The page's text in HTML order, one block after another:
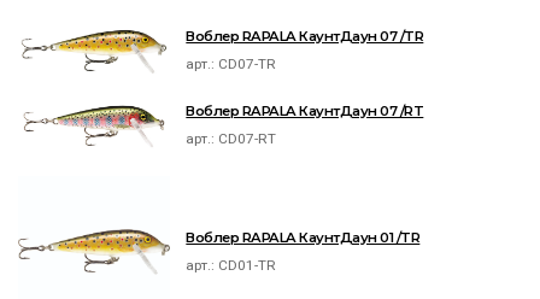
Воблер RAPALA КаунтДаун 07 /TR
арт.: CD07-TR
Воблер RAPALA КаунтДаун 07 /RT
арт.: CD07-RT
Воблер RAPALA КаунтДаун 01 /TR
арт.: CD01-TR